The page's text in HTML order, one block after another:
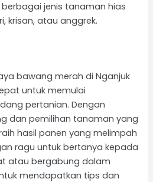
jenis tanaman hias
krisan, atau anggrek.
bawang merah di Nganjuk
untuk memulai
pertanian. Dengan
dan pemilihan tanaman yang
hasil panen yang melimpah
ragu untuk bertanya kepada
atau bergabung dalam
mendapatkan tips dan